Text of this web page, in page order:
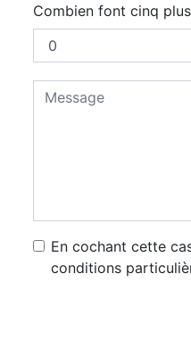
Combien font cinq
En cochant cette
conditions